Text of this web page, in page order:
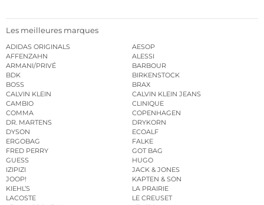
Les meilleures marques
ADIDAS ORIGINALS
AESOP
AFFENZAHN
ALESSI
ARMANI/PRIVÉ
BARBOUR
BDK
BIRKENSTOCK
BOSS
BRAX
CALVIN KLEIN
CALVIN KLEIN JEANS
CAMBIO
CLINIQUE
COMMA
COPENHAGEN
DR. MARTENS
DRYKORN
DYSON
ECOALF
ERGOBAG
FALKE
FRED PERRY
GOT BAG
GUESS
HUGO
IZIPIZI
JACK & JONES
JOOP!
KAPTEN & SON
KIEHL’S
LA PRAIRIE
LACOSTE
LE CREUSET